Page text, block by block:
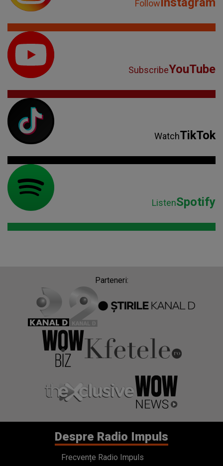
Follow
SubscribeYouTube
WatchTikTok
ListenSpotify
Parteneri:
Despre Radio Impuls
Frecvențe Radio Impuls